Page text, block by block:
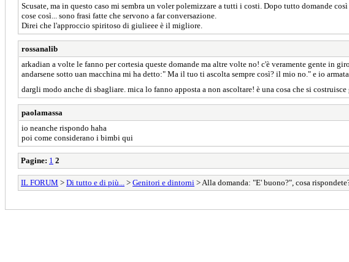
Scusate, ma in questo caso mi sembra un voler polemizzare a tutti i costi. Dopo tutto domande
cose così... sono frasi fatte che servono a far conversazione.
Direi che l'approccio spiritoso di giulieee è il migliore.
rossanalib
arkadian a volte le fanno per cortesia queste domande ma altre volte no! c'è veramente gente in
andarsene sotto uan macchina mi ha detto:" Ma il tuo ti ascolta sempre così? il mio no." e io
dargli modo anche di sbagliare. mica lo fanno apposta a non ascoltare! è una cosa che si
paolamassa
io neanche rispondo haha
poi come considerano i bimbi qui
Pagine: 1 2
IL FORUM > Di tutto e di più... > Genitori e dintorni > Alla domanda: "E' buono?", cosa